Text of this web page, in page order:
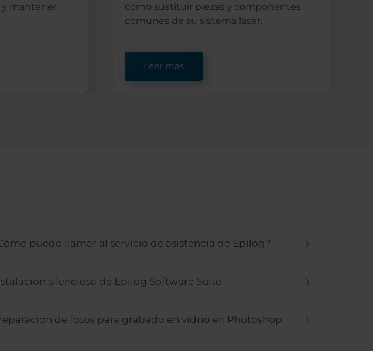
y mantener
cómo sustituir piezas y componentes
comunes de su sistema láser.
Leer más
puedo llamar al servicio de asistencia de Epilog?
silenciosa de Epilog Software Suite
de fotos para grabado en vidrio en Photoshop